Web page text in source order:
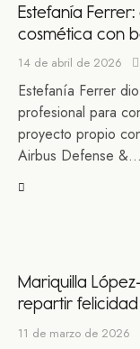
Estefanía
cosmética con
14 de abril de 2026
Estefanía Ferrer
profesional para
proyecto propio
Airbus Defense &…
Mariquilla
repartir felicidad
11 de marzo de 2026